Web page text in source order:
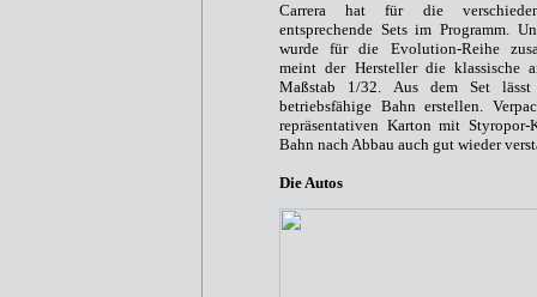
Carrera hat für die
entsprechende Sets im Programm.
wurde für die Evolution-Reihe
meint der Hersteller die klassische
Maßstab 1/32. Aus dem Set
betriebsfähige Bahn erstellen.
repräsentativen Karton mit
Bahn nach Abbau auch gut wieder
Die Autos